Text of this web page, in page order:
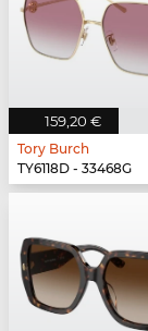
159,20 €
Tory Burch
TY6118D - 33468G